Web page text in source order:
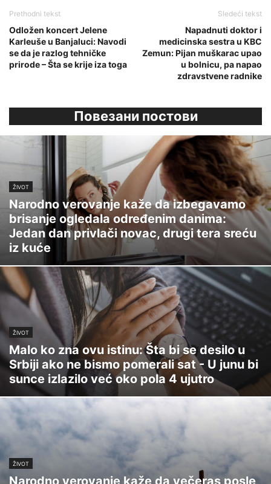
Prethodni tekst
Odložen koncert Jelene
Karleuše u Banjaluci: Navodi
se da je razlog tehničke
prirode – Šta se krije iza toga
Sledeći tekst
Napadnuti doktor i
medicinska sestra u KBC
Zemun: Pijan muškarac upao
u bolnicu, pa napao
zdravstvene radnike
Повезани постови
ŽIVOT
Narodno verovanje kaže da izbegavamo
brisanje ogledala određenim danima:
Jedan dan privlači novac, drugi tera sreću
iz kuće
ŽIVOT
Malo ko zna ovu istinu: Šta bi se desilo u
Srbiji ako ne bismo pomerali sat - U junu bi
sunce izlazilo već oko pola 4 ujutro
ŽIVOT